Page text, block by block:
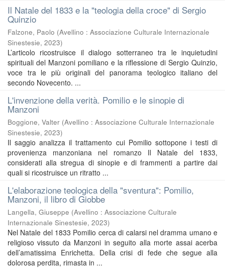
Il Natale del 1833 e la "teologia della croce" di Sergio
Quinzio
Falzone, Paolo (Avellino : Associazione Culturale Internazionale
Sinestesie, 2023)
L’articolo ricostruisce il dialogo sotterraneo tra le inquietudini
spirituali del Manzoni pomiliano e la riflessione di Sergio Quinzio,
voce tra le più originali del panorama teologico italiano del
secondo Novecento. ...
L'invenzione della verità. Pomilio e le sinopie di
Manzoni
Boggione, Valter (Avellino : Associazione Culturale Internazionale
Sinestesie, 2023)
Il saggio analizza il trattamento cui Pomilio sottopone i testi di
provenienza manzoniana nel romanzo Il Natale del 1833,
considerati alla stregua di sinopie e di frammenti a partire dai
quali si ricostruisce un ritratto ...
L'elaborazione teologica della "sventura": Pomilio,
Manzoni, il libro di Giobbe
Langella, Giuseppe (Avellino : Associazione Culturale
Internazionale Sinestesie, 2023)
Nel Natale del 1833 Pomilio cerca di calarsi nel dramma umano e
religioso vissuto da Manzoni in seguito alla morte assai acerba
dell’amatissima Enrichetta. Della crisi di fede che segue alla
dolorosa perdita, rimasta in ...